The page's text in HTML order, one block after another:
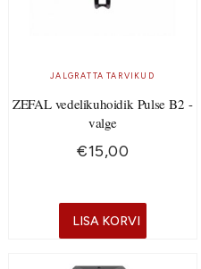
JALGRATTA TARVIKUD
ZEFAL vedelikuhoidik Pulse B2 -
valge
€15,00
LISA KORVI